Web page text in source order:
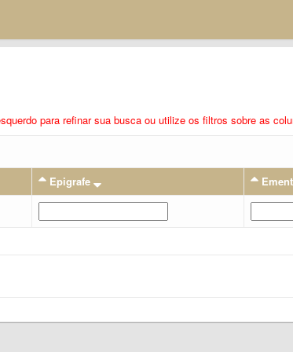
para refinar sua busca ou utilize os filtros sobre as
Epigrafe